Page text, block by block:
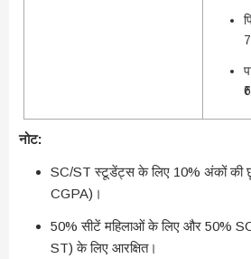
नोट:
SC/ST स्टूडेंट्स के लिए 10% अंकों की
CGPA)।
50% सीटें महिलाओं के लिए और 50%
ST) के लिए आरक्षित।